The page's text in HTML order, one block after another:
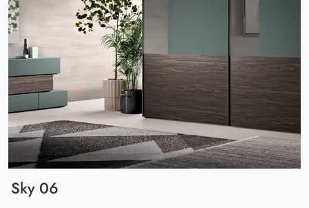
Sky 06